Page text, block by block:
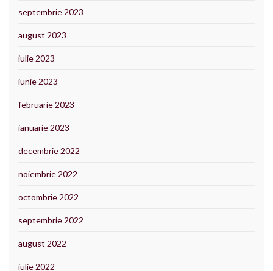
septembrie 2023
august 2023
iulie 2023
iunie 2023
februarie 2023
ianuarie 2023
decembrie 2022
noiembrie 2022
octombrie 2022
septembrie 2022
august 2022
iulie 2022